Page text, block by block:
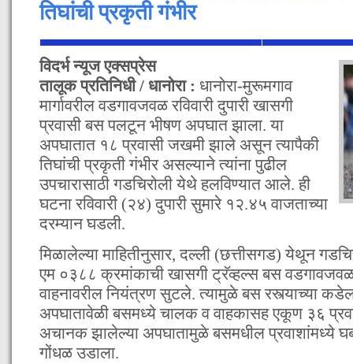
तिघांची प्रकृती गंभीर
विदर्भ न्यूज एक्सप्रेस
तालूक प्रतिनिधी / धानोरा : धानोरा-मुरूमगाव
मार्गावरील वडगावजवळ रविवारी दुपारी खासगी
प्रवासी बस पलटून भीषण अपघात झाला. या
अपघातात १८ प्रवासी जखमी झाले असून त्यापैकी
तिघांची प्रकृती गंभीर असल्याने त्यांना पुढील
उपचारासाठी गडचिरोली येथे हलविण्यात आले. ही
घटना रविवारी (२४) दुपारी सुमारे १२.४५ वाजताच्या
दरम्यान घडली.
मिळालेल्या माहितीनुसार, दल्ली (छत्तीसगड) येथून
एम ०३८८ क्रमांकाची खासगी ट्रॅव्हल्स बस
वाहनावरील नियंत्रण सुटले. त्यामुळे बस रस्त्याच्या
अपघातावेळी बसमध्ये चालक व वाहकासह एकूण ३६
अचानक झालेल्या अपघातामुळे बसमधील प्रवाशांमध्ये
गोंधळ उडाला.